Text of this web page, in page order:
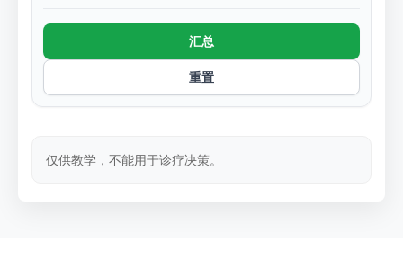
汇总
重置
仅供教学，不能用于诊疗决策。